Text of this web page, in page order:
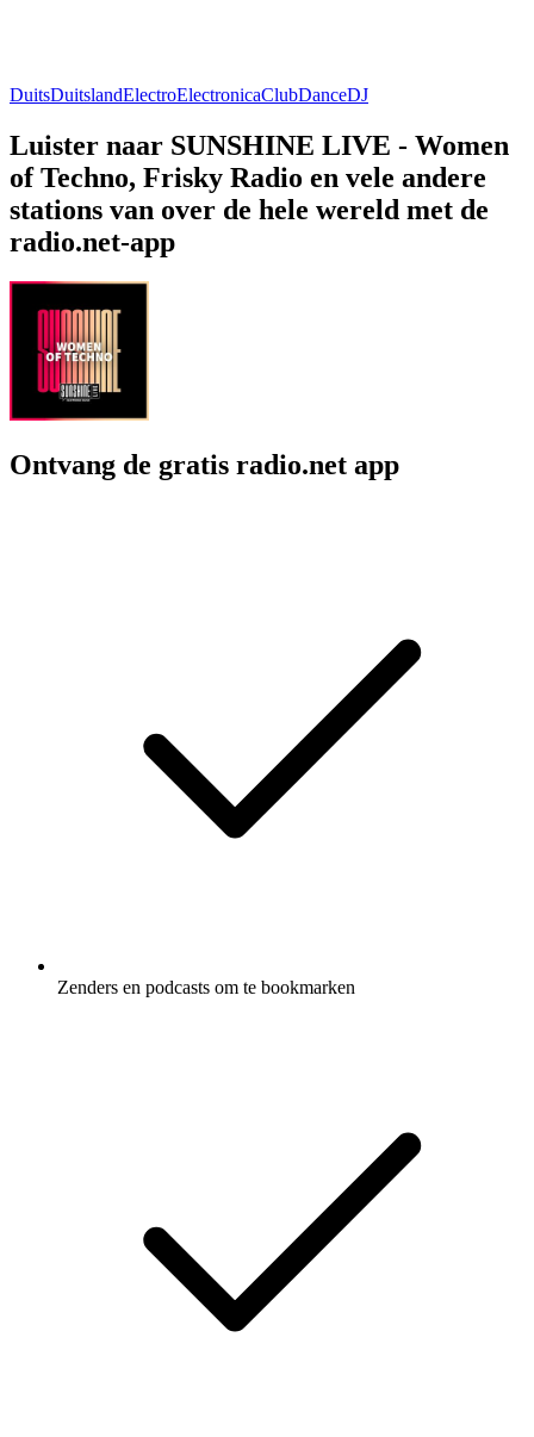
DuitsDuitslandElectroElectronicaClubDanceDJ
Luister naar SUNSHINE LIVE - Women
of Techno, Frisky Radio en vele andere
stations van over de hele wereld met de
radio.net-app
Ontvang de gratis radio.net app
Zenders en podcasts om te bookmarken